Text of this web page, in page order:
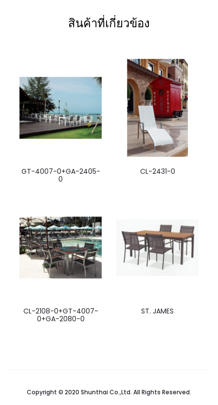
สินค้าที่เกี่ยวข้อง
GT-4007-0+GA-2405-
0
CL-2431-0
CL-2108-0+GT-4007-
0+GA-2080-0
ST. JAMES
Copyright © 2020 Shunthai Co.,Ltd. All Rights Reserved.